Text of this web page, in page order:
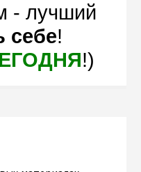
- лучший
себе!
!)